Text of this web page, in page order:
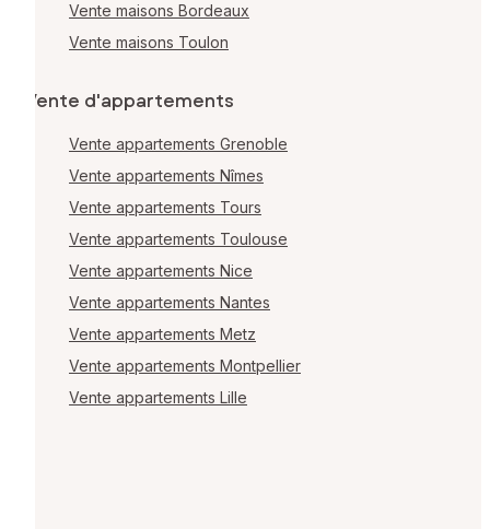
Vente maisons Bordeaux
Vente maisons Toulon
Vente d'appartements
Vente appartements Grenoble
Vente appartements Nîmes
Vente appartements Tours
Vente appartements Toulouse
Vente appartements Nice
Vente appartements Nantes
Vente appartements Metz
Vente appartements Montpellier
Vente appartements Lille